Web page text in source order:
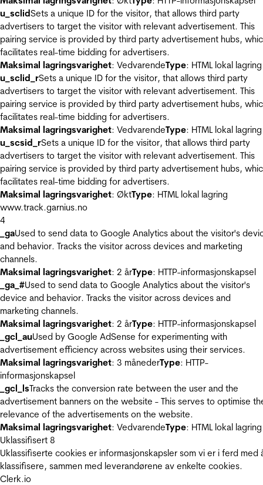
u_sclidSets a unique ID for the visitor, that allows third party
advertisers to target the visitor with relevant advertisement. This
pairing service is provided by third party advertisement hubs,
facilitates real-time bidding for advertisers.
Maksimal lagringsvarighet: VedvarendeType: HTML lokal lagring
u_sclid_rSets a unique ID for the visitor, that allows third party
advertisers to target the visitor with relevant advertisement. This
pairing service is provided by third party advertisement hubs,
facilitates real-time bidding for advertisers.
Maksimal lagringsvarighet: VedvarendeType: HTML lokal lagring
u_scsid_rSets a unique ID for the visitor, that allows third party
advertisers to target the visitor with relevant advertisement. This
pairing service is provided by third party advertisement hubs,
facilitates real-time bidding for advertisers.
Maksimal lagringsvarighet: ØktType: HTML lokal lagring
www.track.garnius.no
4
_gaUsed to send data to Google Analytics about the visitor's
and behavior. Tracks the visitor across devices and marketing
channels.
Maksimal lagringsvarighet: 2 årType: HTTP-informasjonskapsel
_ga_#Used to send data to Google Analytics about the visitor's
device and behavior. Tracks the visitor across devices and
marketing channels.
Maksimal lagringsvarighet: 2 årType: HTTP-informasjonskapsel
_gcl_auUsed by Google AdSense for experimenting with
advertisement efficiency across websites using their services.
Maksimal lagringsvarighet: 3 månederType: HTTP-
informasjonskapsel
_gcl_lsTracks the conversion rate between the user and the
advertisement banners on the website - This serves to optimise
relevance of the advertisements on the website.
Maksimal lagringsvarighet: VedvarendeType: HTML lokal lagring
Uklassifisert 8
Uklassifiserte cookies er informasjonskapsler som vi er i ferd med
klassifisere, sammen med leverandørene av enkelte cookies.
Clerk.io